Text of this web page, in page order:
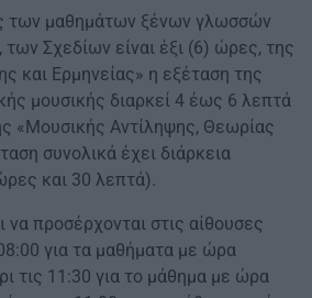
των μαθημάτων ξένων γλωσσών
των Σχεδίων είναι έξι (6) ώρες, της
και Ερμηνείας» η εξέταση της
μουσικής διαρκεί 4 έως 6 λεπτά
«Μουσικής Αντίληψης, Θεωρίας
συνολικά έχει διάρκεια
και 30 λεπτά).
να προσέρχονται στις αίθουσες
για τα μαθήματα με ώρα
τις 11:30 για το μάθημα με ώρα